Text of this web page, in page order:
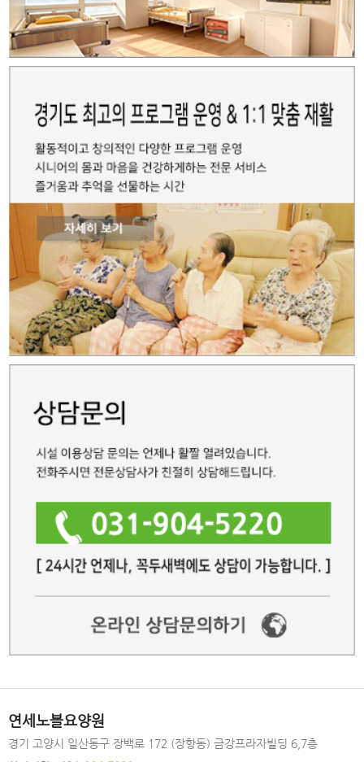
연세노블요양원
경기 고양시 일산동구 장백로 172 (장항동) 금강프라자빌딩 6,7층